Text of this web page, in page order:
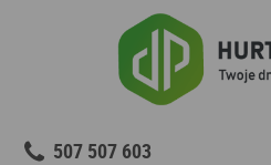
507 507 603